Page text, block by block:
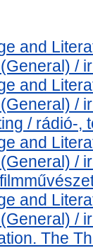
and
/
and
/
/ rádió-,
and
/
and
/
The